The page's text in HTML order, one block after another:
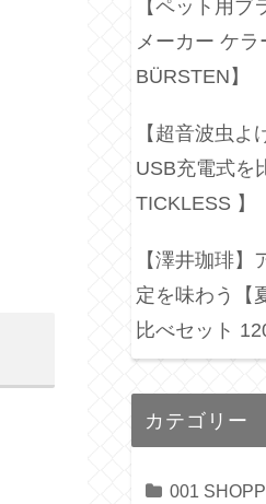
【ペット用
メーカー ケ
BÜRSTEN】
【超音波虫よ
USB充電式を
TICKLESS 】
【澤井珈琲
定を味わう【
比べセット
カテゴリー
001